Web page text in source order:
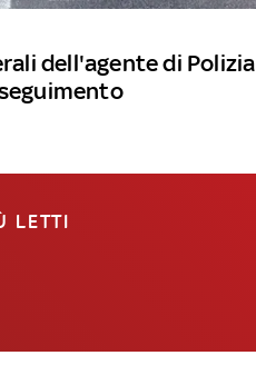
dell'agente di Polizia
LETTI